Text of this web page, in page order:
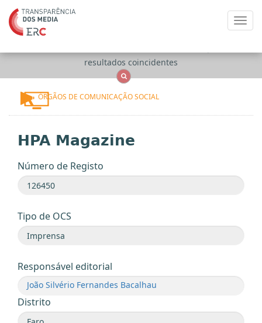
resultados coincidentes
ÓRGÃOS DE COMUNICAÇÃO SOCIAL
HPA Magazine
Número de Registo
Tipo de OCS
Responsável editorial
João Silvério Fernandes Bacalhau
Distrito